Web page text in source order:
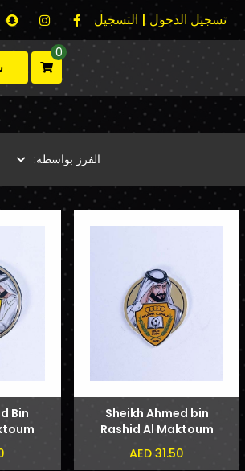
تسجيل الدخول | التسجيل
0
الفرز بواسطة:
Sheikh Ahmed bin
Rashid Al Maktoum
Badge
AED 31.50
Bin
bin